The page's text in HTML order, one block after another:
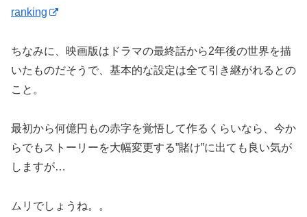
ranking
ちなみに、映画版はドラマの最終話から2年後の世界を描
いたものだそうで、基本的な設定は全て引き継がれるとの
こと。
最初から何億円もの赤字を覚悟して作るくらいなら、今か
らでもストーリーを大幅変更する”賭け”に出ても良い気が
しますが…
ムリでしょうね。。